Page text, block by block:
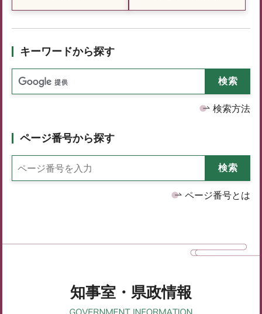
キーワードから探す
検索方法
ページ番号から探す
ページ番号とは
知事室・県政情報